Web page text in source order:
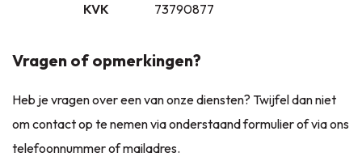
KVK 73790877
Vragen of opmerkingen?
Heb je vragen over een van onze diensten? Twijfel dan niet
om contact op te nemen via onderstaand formulier of via ons
telefoonnummer of mailadres.